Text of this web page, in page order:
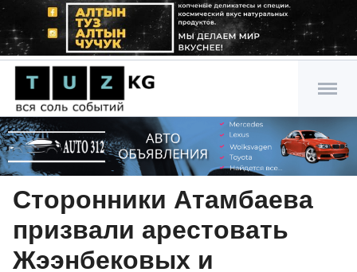
Сторонники Атамбаева
призвали арестовать
Жээнбековых и